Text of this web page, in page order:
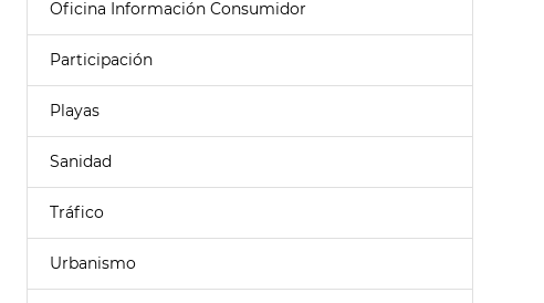
Oficina Información Consumidor
Participación
Playas
Sanidad
Tráfico
Urbanismo